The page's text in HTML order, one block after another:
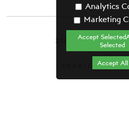
2021 ΘΕΑΤΡΙΚΟΣ
Όροι &
CREATED BY
Analytics
Marketing
Accept
Selected
Accept All